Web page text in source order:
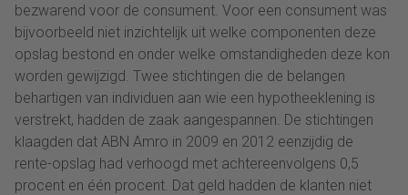
bezwarend voor de consument. Voor een consument was
bijvoorbeeld niet inzichtelijk uit welke componenten deze
opslag bestond en onder welke omstandigheden deze kon
worden gewijzigd. Twee stichtingen die de belangen
behartigen van individuen aan wie een hypotheeklening is
verstrekt, hadden de zaak aangespannen. De stichtingen
klaagden dat ABN Amro in 2009 en 2012 eenzijdig de
rente-opslag had verhoogd met achtereenvolgens 0,5
procent en één procent. Dat geld hadden de klanten niet